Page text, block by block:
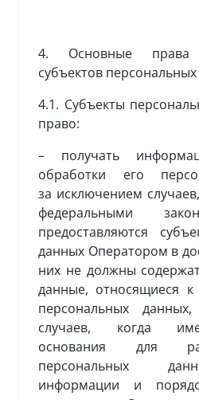
4. Основные права
субъектов
4.1. Субъекты
право:
– получать
обработки его
за исключением
федеральными
предоставляются
данных Оператором в
них не должны
данные, относящиеся к
персональных
случаев, когда
основания для
персональных
информации и